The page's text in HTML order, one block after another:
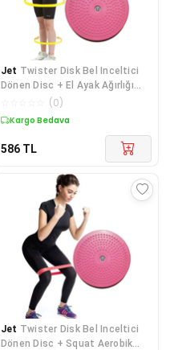
Jet Twister Disk Bel Inceltici
Dönen Disc + El Ayak Ağırlığı
0.5kgx2adet Bilek Kum Torbası
(0)
Kargo Bedava
586 TL
Jet Twister Disk Bel Inceltici
Dönen Disc + Squat Aerobik